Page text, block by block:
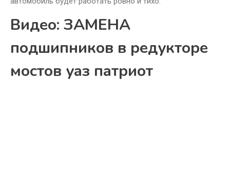
Видео: ЗАМЕНА
подшипников в редукторе
мостов уаз патриот